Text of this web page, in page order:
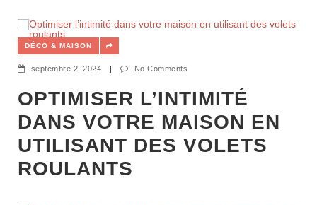
DÉCO & MAISON
septembre 2, 2024 | No Comments
OPTIMISER L’INTIMITÉ
DANS VOTRE MAISON EN
UTILISANT DES VOLETS
ROULANTS